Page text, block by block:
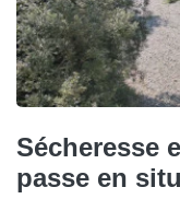
Sécheresse
passe en